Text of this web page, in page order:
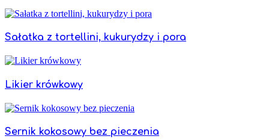
Sałatka z tortellini, kukurydzy i pora
Likier krówkowy
Sernik kokosowy bez pieczenia